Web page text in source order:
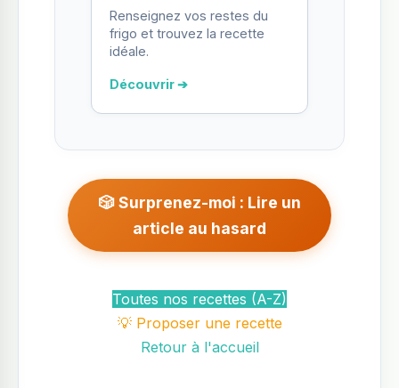
Renseignez vos restes du
frigo et trouvez la recette
idéale.
Découvrir ➔
🎲 Surprenez-moi : Lire un
article au hasard
Toutes nos recettes (A-Z)
💡 Proposer une recette
Retour à l'accueil